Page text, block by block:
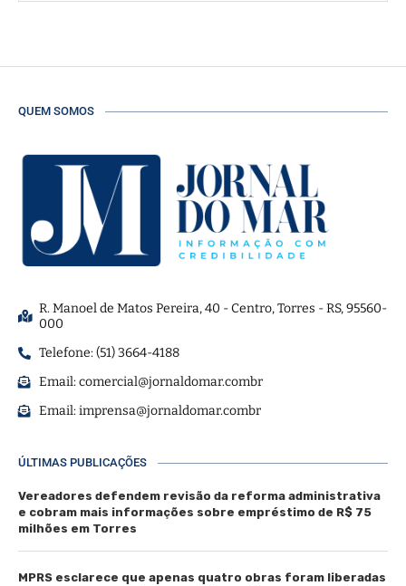
QUEM SOMOS
R. Manoel de Matos Pereira, 40 - Centro, Torres - RS, 95560-
000
Telefone: (51) 3664-4188
Email:comercial@jornaldomar.combr
Email:imprensa@jornaldomar.combr
ÚLTIMAS PUBLICAÇÕES
Vereadores defendem revisão da reforma administrativa
e cobram mais informações sobre empréstimo de R$ 75
milhões em Torres
MPRS esclarece que apenas quatro obras foram liberadas